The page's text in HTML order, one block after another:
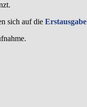
.
sich auf dieErstausgabe
.